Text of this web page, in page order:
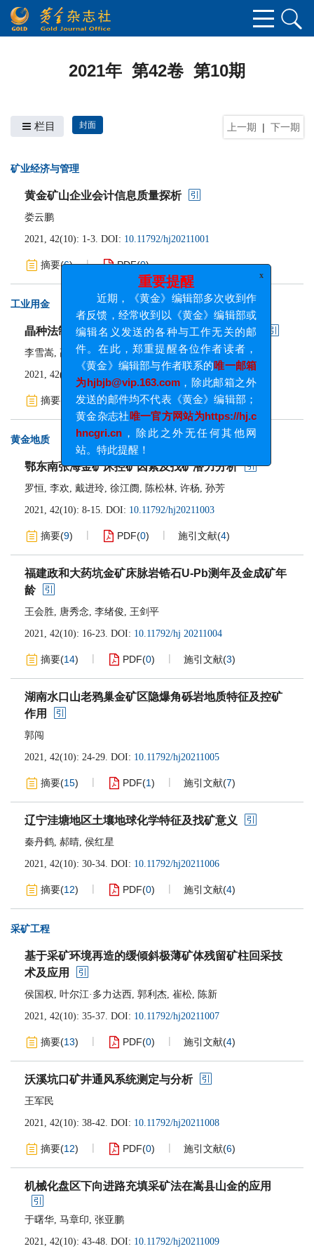
2021年 第42卷 第10期
上一期 | 下一期
栏目 封面
矿业经济与管理
黄金矿山企业会计信息质量探析
娄云鹏
2021, 42(10): 1-3. DOI: 10.11792/hj20211001
摘要(6) PDF(0)
工业用金
晶种法制备微米级球形银粉的超声诱导空化处理
李雪嵩, 高健宝, 尹超
2021, 42(10): 4-7. 10.11792/hj20211002
摘要( ) PDF(0) 施引文献(2)
黄金地质
鄂东南张海金矿床控矿因素及找矿潜力分析
罗恒, 李欢, 戴进玲, 徐江阓 , 陈松林, 许杨, 孙芳
2021, 42(10): 8-15. DOI: 10.11792/hj20211003
摘要(9) PDF(0) 施引文献(4)
福建政和大药坑金矿床脉岩锆石U-Pb测年及金成矿年
龄
王会胜, 唐秀念, 李绪俊, 王剑平
2021, 42(10): 16-23. DOI: 10.11792/hj 20211004
摘要(14) PDF(0) 施引文献(3)
湖南水口山老鸦巢金矿区隐爆角砾岩地质特征及控矿
作用
郭闯
2021, 42(10): 24-29. DOI: 10.11792/hj20211005
摘要(15) PDF(1) 施引文献(7)
辽宁洼塘地区土壤地球化学特征及找矿意义
秦丹鹤, 郝晴, 侯红星
2021, 42(10): 30-34. DOI: 10.11792/hj20211006
摘要(12) PDF(0) 施引文献(4)
采矿工程
基于采矿环境再造的缓倾斜极薄矿体残留矿柱回采技
术及应用
侯国权, 叶尔江·多力达西, 郭利杰, 崔松, 陈新
2021, 42(10): 35-37. DOI: 10.11792/hj20211007
摘要(13) PDF(0) 施引文献(4)
沃溪坑口矿井通风系统测定与分析
王军民
2021, 42(10): 38-42. DOI: 10.11792/hj20211008
摘要(12) PDF(0) 施引文献(6)
机械化盘区下向进路充填采矿法在嵩县山金的应用
于曙华, 马章印, 张亚鹏
2021, 42(10): 43-48. DOI: 10.11792/hj20211009
重要提醒
近期，《黄金》编辑部多次收到作
者反馈，经常收到以《黄金》编辑部或
编辑名义发送的各种与工作无关的邮
件。在此，郑重提醒各位作者读者，
《黄金》编辑部与作者联系的唯一邮箱
为hjbjb@vip.163.com，除此邮箱之外
发送的邮件均不代表《黄金》编辑部；
黄金杂志社唯一官方网站为https://hj.c
hncgri.cn，除此之外无任何其他网
站。特此提醒！